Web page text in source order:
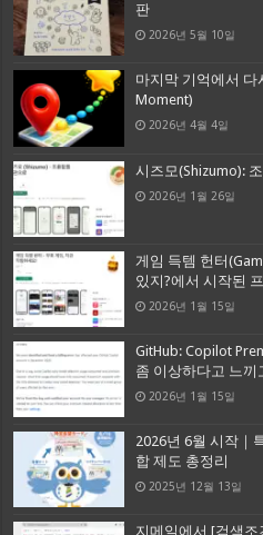
판
2026년 5월 10일
마지막 기억에서 다
Moment)
2026년 4월 4일
시즈모(Shizumo):
2026년 1월 26일
게임 득템 헌터
있지?에서 시작된
2026년 1월 15일
GitHub: Copilot
좀 이상하다고 느끼
2026년 1월 15일
2026년 6월 시작｜
합 제도 총정리
2025년 12월 13일
지메일에서 [검색